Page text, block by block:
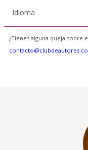
Idioma
¿Tienes alguna queja sobre